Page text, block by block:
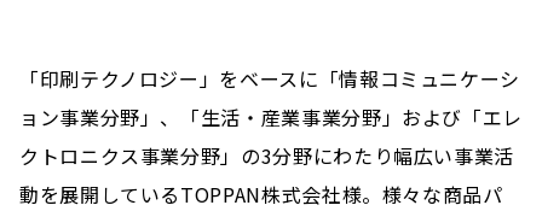
「印刷テクノロジー」をベースに「情報コミュニケーシ
ョン事業分野」、「生活・産業事業分野」および「エレ
クトロニクス事業分野」の3分野にわたり幅広い事業活
動を展開しているTOPPAN株式会社様。様々な商品パ